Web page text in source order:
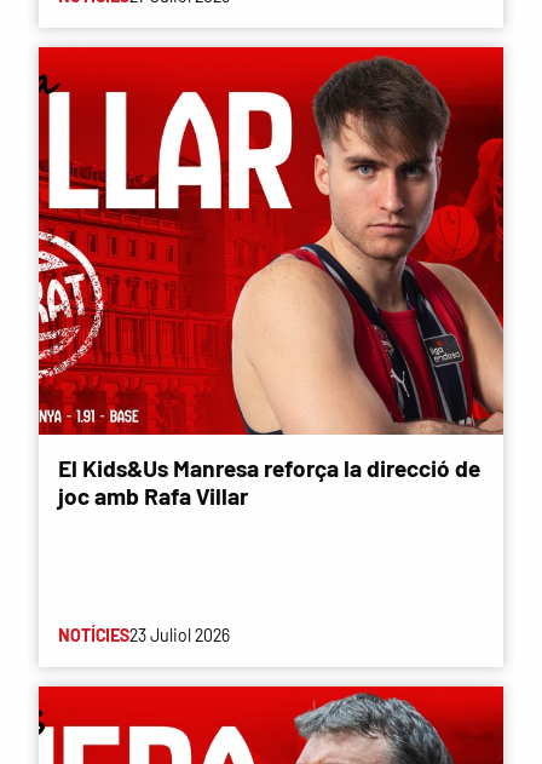
El Kids&Us Manresa reforça la direcció de
joc amb Rafa Villar
NOTÍCIES23 Juliol 2026